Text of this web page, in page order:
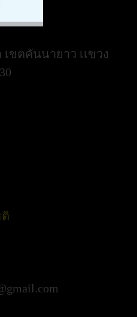
ขตคันนายาว เเขวง